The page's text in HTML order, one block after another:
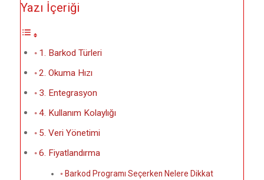
Yazı İçeriği
1. Barkod Türleri
2. Okuma Hızı
3. Entegrasyon
4. Kullanım Kolaylığı
5. Veri Yönetimi
6. Fiyatlandırma
Barkod Programı Seçerken Nelere Dikkat